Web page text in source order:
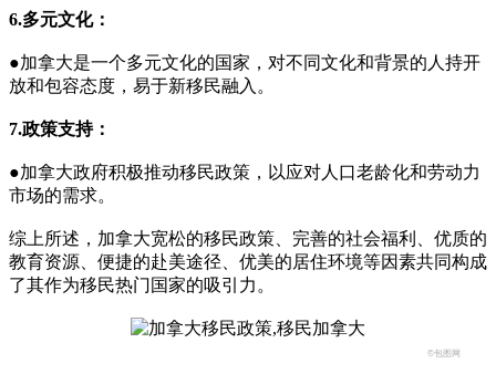
6.多元文化：
●加拿大是一个多元文化的国家，对不同文化和背景的人持开
放和包容态度，易于新移民融入。
7.政策支持：
●加拿大政府积极推动移民政策，以应对人口老龄化和劳动力
市场的需求。
综上所述，加拿大宽松的移民政策、完善的社会福利、优质的
教育资源、便捷的赴美途径、优美的居住环境等因素共同构成
了其作为移民热门国家的吸引力。
©包图网